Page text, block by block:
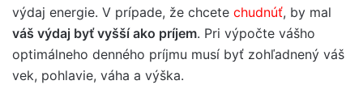
výdaj energie. V prípade, že chcete chudnúť, by mal
váš výdaj byť vyšší ako príjem. Pri výpočte vášho
optimálneho denného príjmu musí byť zohľadnený váš
vek, pohlavie, váha a výška.